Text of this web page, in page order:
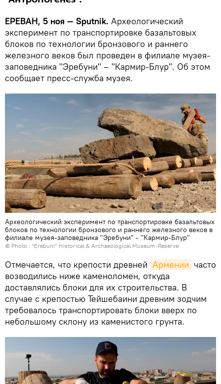
ЕРЕВАН, 5 ноя — Sputnik. Археологический
эксперимент по транспортировке базальтовых
блоков по технологии бронзового и раннего
железного веков был проведен в филиале музея-
заповедника "Эребуни" – "Кармир-Блур". Об этом
сообщает пресс-служба музея.
Археологический эксперимент по транспортировке базальтовых
блоков по технологии бронзового и раннего железного веков в
филиале музея-заповедника "Эребуни" - "Кармир-Блур"
© Photo : “Erebuni” Historical & Archaeological Museum-Reserve
Отмечается, что крепости древней Армении часто
возводились ниже каменоломен, откуда
доставлялись блоки для их строительства. В
случае с крепостью Тейшебаини древним зодчим
требовалось транспортировать блоки вверх по
небольшому склону из каменистого грунта.